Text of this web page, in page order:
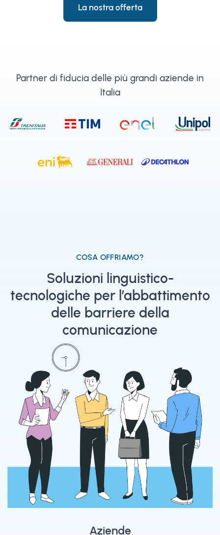
La nostra offerta
Partner di fiducia delle più grandi aziende in
Italia
COSA OFFRIAMO?
Soluzioni linguistico-
tecnologiche per l’abbattimento
delle barriere della
comunicazione
Aziende